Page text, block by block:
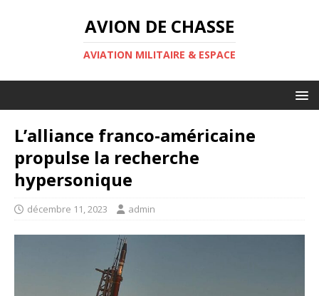
AVION DE CHASSE
AVIATION MILITAIRE & ESPACE
L’alliance franco-américaine
propulse la recherche
hypersonique
décembre 11, 2023 admin